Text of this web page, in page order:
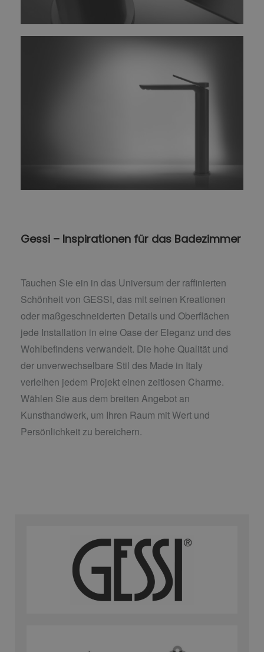
Gessi – Inspirationen für das Badezimmer
Tauchen Sie ein in das Universum der raffinierten
Schönheit von GESSI, das mit seinen Kreationen
oder maßgeschneiderten Details und Oberflächen
jede Installation in eine Oase der Eleganz und des
Wohlbefindens verwandelt. Die hohe Qualität und
der unverwechselbare Stil des Made in Italy
verleihen jedem Projekt einen zeitlosen Charme.
Wählen Sie aus dem breiten Angebot an
Kunsthandwerk, um Ihren Raum mit Wert und
Persönlichkeit zu bereichern.